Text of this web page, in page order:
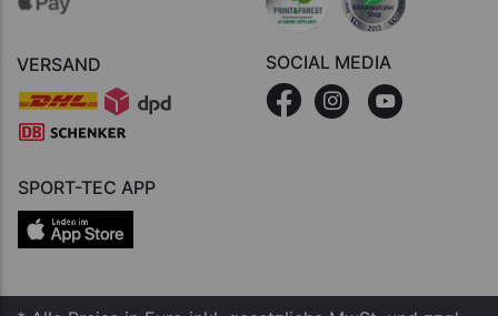
VERSAND SOCIAL MEDIA
SPORT-TEC APP